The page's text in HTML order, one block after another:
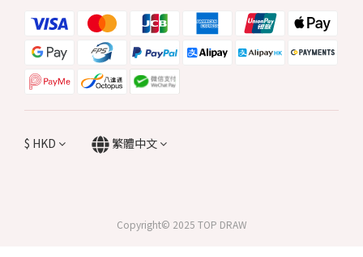
$ HKD 繁體中文
Copyright© 2025 TOP DRAW